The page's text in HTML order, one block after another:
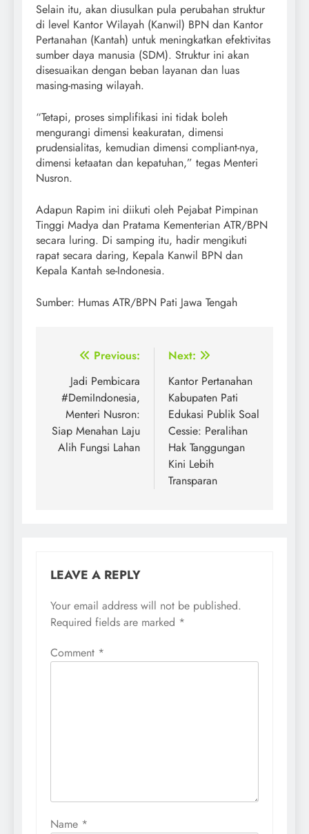
Selain itu, akan diusulkan pula perubahan struktur
di level Kantor Wilayah (Kanwil) BPN dan Kantor
Pertanahan (Kantah) untuk meningkatkan efektivitas
sumber daya manusia (SDM). Struktur ini akan
disesuaikan dengan beban layanan dan luas
masing-masing wilayah.
“Tetapi, proses simplifikasi ini tidak boleh
mengurangi dimensi keakuratan, dimensi
prudensialitas, kemudian dimensi compliant-nya,
dimensi ketaatan dan kepatuhan,” tegas Menteri
Nusron.
Adapun Rapim ini diikuti oleh Pejabat Pimpinan
Tinggi Madya dan Pratama Kementerian ATR/BPN
secara luring. Di samping itu, hadir mengikuti
rapat secara daring, Kepala Kanwil BPN dan
Kepala Kantah se-Indonesia.
Sumber: Humas ATR/BPN Pati Jawa Tengah
Post
navigation
Previous:
Jadi Pembicara
#DemiIndonesia,
Menteri Nusron:
Siap Menahan Laju
Alih Fungsi Lahan
Next:
Kantor Pertanahan
Kabupaten Pati
Edukasi Publik Soal
Cessie: Peralihan
Hak Tanggungan
Kini Lebih
Transparan
LEAVE A REPLY
Your email address will not be published.
Required fields are marked *
Comment *
Name *